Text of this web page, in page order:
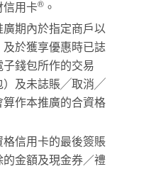
信用卡® 。
廣期內於指定商戶以
於獲享優惠時已誌
錢包所作的交易
）及未誌賬╱取消╱
作本推廣的合資格
格信用卡的最後簽賬
金額及現金券／禮